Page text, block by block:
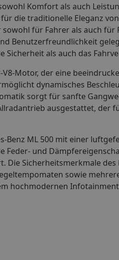
Komfort als auch
die traditionelle Eleganz
für Fahrer als auch für
Benutzerfreundlichkeit
als auch das
Motor, der eine
dynamisches
sorgt für sanfte
ausgestattet, der
ML 500 mit einer
Feder- und
Sicherheitsmerkmale des
sowie
hochmodernen